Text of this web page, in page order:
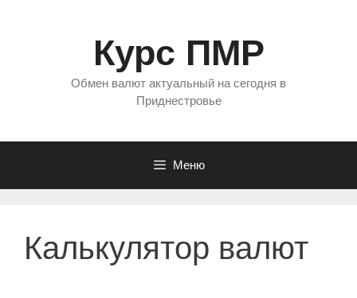
Курс ПМР
Обмен валют актуальный на сегодня в
Приднестровье
Меню
Калькулятор валют